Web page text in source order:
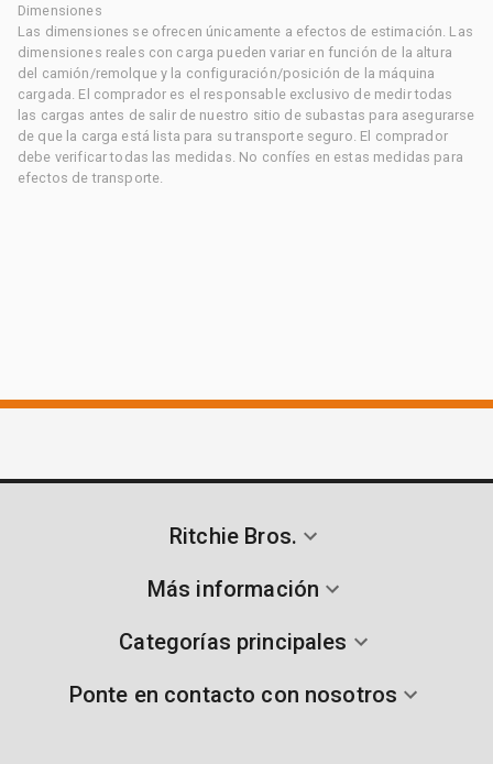
Dimensiones
Las dimensiones se ofrecen únicamente a efectos de estimación. Las
dimensiones reales con carga pueden variar en función de la altura
del camión/remolque y la configuración/posición de la máquina
cargada. El comprador es el responsable exclusivo de medir todas
las cargas antes de salir de nuestro sitio de subastas para asegurarse
de que la carga está lista para su transporte seguro. El comprador
debe verificar todas las medidas. No confíes en estas medidas para
efectos de transporte.
Ritchie Bros.
Más información
Categorías principales
Ponte en contacto con nosotros